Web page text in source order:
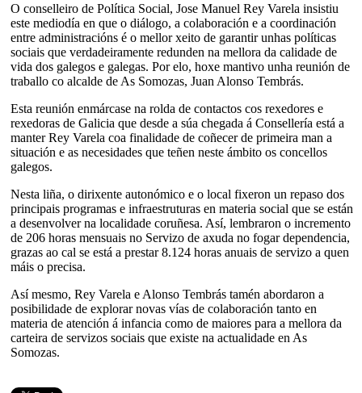
O conselleiro de Política Social, Jose Manuel Rey Varela insistiu
este mediodía en que o diálogo, a colaboración e a coordinación
entre administracións é o mellor xeito de garantir unhas políticas
sociais que verdadeiramente redunden na mellora da calidade de
vida dos galegos e galegas. Por elo, hoxe mantivo unha reunión de
traballo co alcalde de As Somozas, Juan Alonso Tembrás.
Esta reunión enmárcase na rolda de contactos cos rexedores e
rexedoras de Galicia que desde a súa chegada á Consellería está a
manter Rey Varela coa finalidade de coñecer de primeira man a
situación e as necesidades que teñen neste ámbito os concellos
galegos.
Nesta liña, o dirixente autonómico e o local fixeron un repaso dos
principais programas e infraestruturas en materia social que se están
a desenvolver na localidade coruñesa. Así, lembraron o incremento
de 206 horas mensuais no Servizo de axuda no fogar dependencia,
grazas ao cal se está a prestar 8.124 horas anuais de servizo a quen
máis o precisa.
Así mesmo, Rey Varela e Alonso Tembrás tamén abordaron a
posibilidade de explorar novas vías de colaboración tanto en
materia de atención á infancia como de maiores para a mellora da
carteira de servizos sociais que existe na actualidade en As
Somozas.